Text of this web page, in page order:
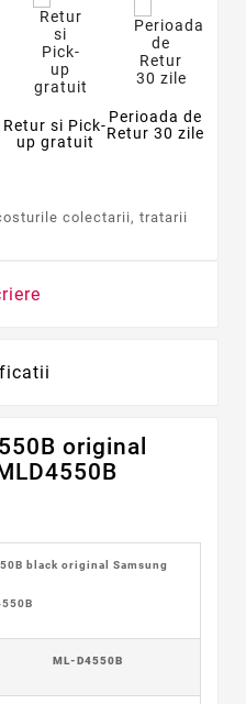
Retur si Pick-
up gratuit
Perioada de
Retur 30 zile
colectarii, tratarii
original
black original Samsung
ML-D4550B